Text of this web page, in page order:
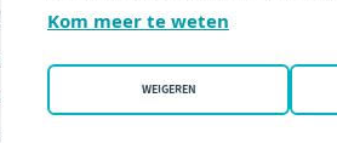
Anders bestaat het risico dat je
wordt aanzien. En dan moet je de
van een miniem
als stilzwijgende aanvaarding
Kom meer te weten
WEIGEREN